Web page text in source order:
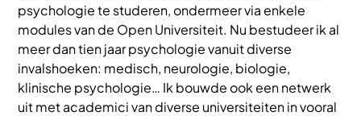
psychologie te studeren, ondermeer via enkele
modules van de Open Universiteit. Nu bestudeer ik al
meer dan tien jaar psychologie vanuit diverse
invalshoeken: medisch, neurologie, biologie,
klinische psychologie… Ik bouwde ook een netwerk
uit met academici van diverse universiteiten in vooral